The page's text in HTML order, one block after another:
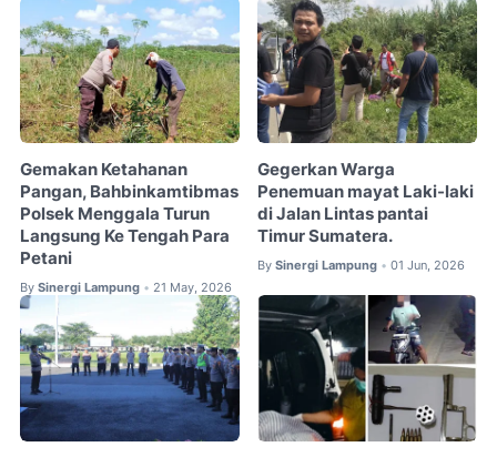
Gemakan Ketahanan
Pangan, Bahbinkamtibmas
Polsek Menggala Turun
Langsung Ke Tengah Para
Petani
By Sinergi Lampung • 21 May, 2026
Gegerkan Warga
Penemuan mayat Laki-laki
di Jalan Lintas pantai
Timur Sumatera.
By Sinergi Lampung • 01 Jun, 2026